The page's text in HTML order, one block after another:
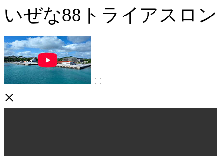
いぜな88トライアスロ
×